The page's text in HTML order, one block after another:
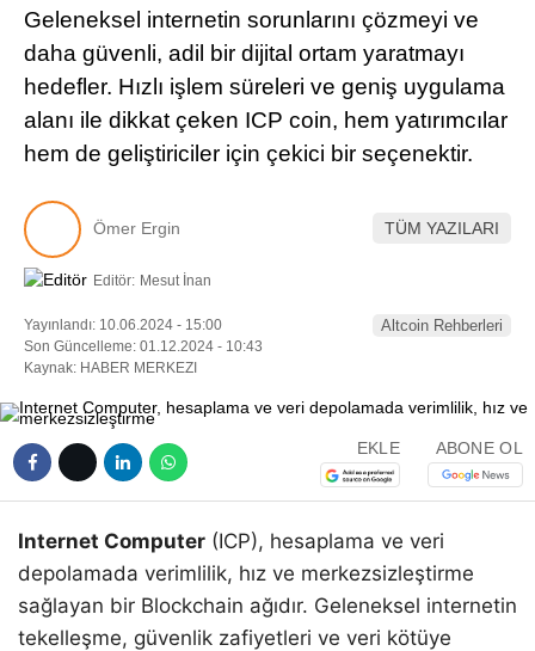
Geleneksel internetin sorunlarını çözmeyi ve
daha güvenli, adil bir dijital ortam yaratmayı
hedefler. Hızlı işlem süreleri ve geniş uygulama
alanı ile dikkat çeken ICP coin, hem yatırımcılar
hem de geliştiriciler için çekici bir seçenektir.
Ömer Ergin TÜM YAZILARI
Editör: Mesut İnan
Yayınlandı: 10.06.2024 - 15:00
Son Güncelleme: 01.12.2024 - 10:43
Kaynak: HABER MERKEZI
Altcoin Rehberleri
EKLE ABONE OL
Internet Computer (ICP), hesaplama ve veri
depolamada verimlilik, hız ve merkezsizleştirme
sağlayan bir Blockchain ağıdır. Geleneksel internetin
tekelleşme, güvenlik zafiyetleri ve veri kötüye